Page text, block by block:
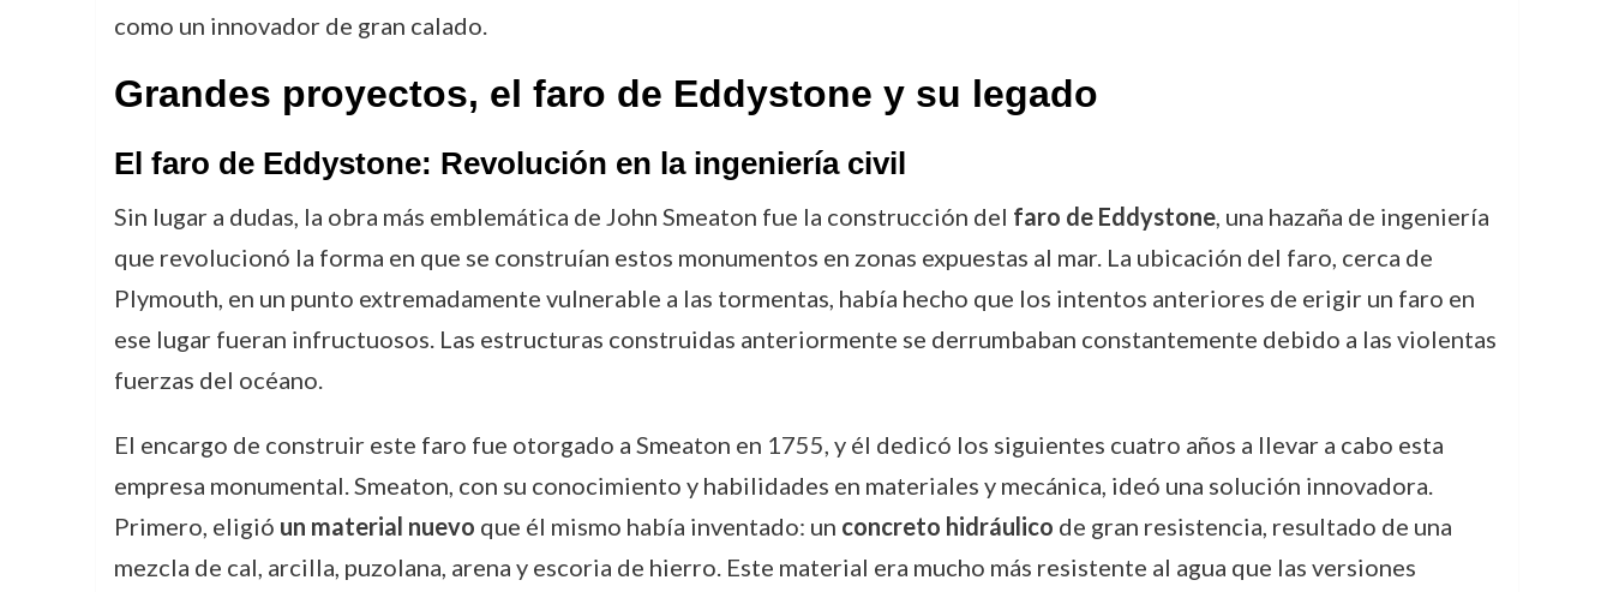
como un innovador de gran calado.
Grandes proyectos, el faro de Eddystone y su legado
El faro de Eddystone: Revolución en la ingeniería civil
Sin lugar a dudas, la obra más emblemática de John Smeaton fue la construcción del faro de Eddystone, una hazaña de ingeniería
que revolucionó la forma en que se construían estos monumentos en zonas expuestas al mar. La ubicación del faro, cerca de
Plymouth, en un punto extremadamente vulnerable a las tormentas, había hecho que los intentos anteriores de erigir un faro en
ese lugar fueran infructuosos. Las estructuras construidas anteriormente se derrumbaban constantemente debido a las violentas
fuerzas del océano.
El encargo de construir este faro fue otorgado a Smeaton en 1755, y él dedicó los siguientes cuatro años a llevar a cabo esta
empresa monumental. Smeaton, con su conocimiento y habilidades en materiales y mecánica, ideó una solución innovadora.
Primero, eligió un material nuevo que él mismo había inventado: un concreto hidráulico de gran resistencia, resultado de una
mezcla de cal, arcilla, puzolana, arena y escoria de hierro. Este material era mucho más resistente al agua que las versiones